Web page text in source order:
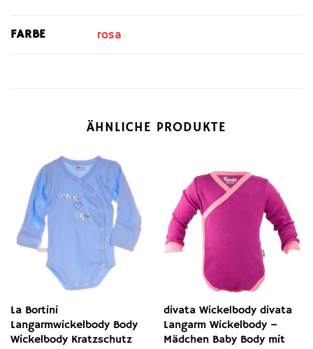
FARBE rosa
ÄHNLICHE PRODUKTE
La Bortini
Langarmwickelbody Body
Wickelbody Kratzschutz
divata Wickelbody divata
Langarm Wickelbody –
Mädchen Baby Body mit